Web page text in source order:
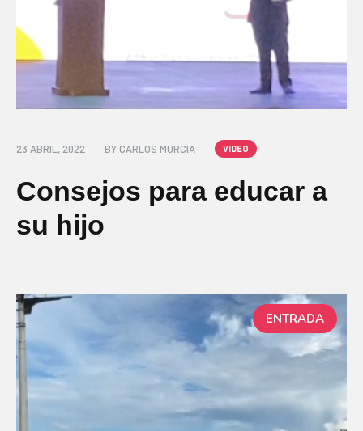
23 ABRIL, 2022 BY CARLOS MURCIA VIDEO
Consejos para educar a
su hijo
ENTRADA